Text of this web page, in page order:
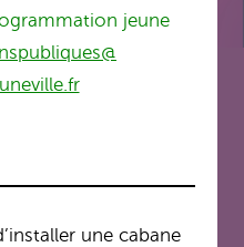
jeune
une cabane